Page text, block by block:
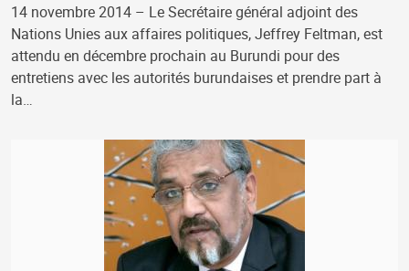
14 novembre 2014 – Le Secrétaire général adjoint des
Nations Unies aux affaires politiques, Jeffrey Feltman, est
attendu en décembre prochain au Burundi pour des
entretiens avec les autorités burundaises et prendre part à
la…